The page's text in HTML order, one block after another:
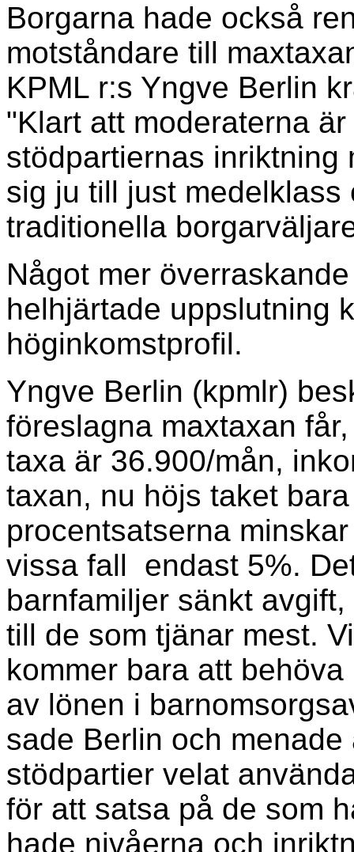
Borgarna hade också
motståndare till
KPML r:s Yngve Berlin
"Klart att moderaterna
stödpartiernas inriktning
sig ju till just
traditionella
Något mer
helhjärtade uppslutning
höginkomstprofil.
Yngve Berlin (kpmlr)
föreslagna maxtaxan
taxa är 36.900/mån,
taxan, nu höjs taket
procentsatserna
vissa fall endast 5%.
barnfamiljer sänkt
till de som tjänar mest.
kommer bara att
av lönen i
sade Berlin och
stödpartier velat
för att satsa på de som
hade nivåerna och